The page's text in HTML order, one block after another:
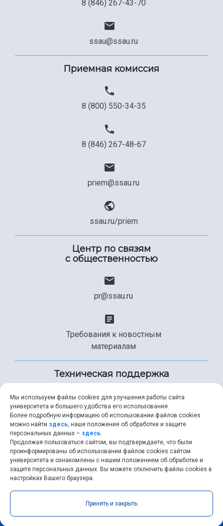
8 (846) 267-43-70
ssau@ssau.ru
Приемная комиссия
8 (800) 550-34-35
8 (846) 267-48-67
priem@ssau.ru
ssau.ru/priem
Центр по связям
с общественностью
pr@ssau.ru
Требования к новостным
материалам
Техническая поддержка
+7 (846) 267-49-99
help@ssau.ru
Самарский университет © 2026 |ssau.ru
RSS
Мы используем файлы cookies для улучшения работы сайта
университета и большего удобства его использования.
Более подробную информацию об использовании файлов cookies
можно найти здесь, наше положение об обработке и защите
персональных данных – здесь.
Продолжая пользоваться сайтом, вы подтверждаете, что были
проинформированы об использовании файлов cookies сайтом
университета и ознакомлены с нашим положением об обработке и
защите персональных данных. Вы можете отключить файлы cookies в
настройках Вашего браузера.
Принять и закрыть